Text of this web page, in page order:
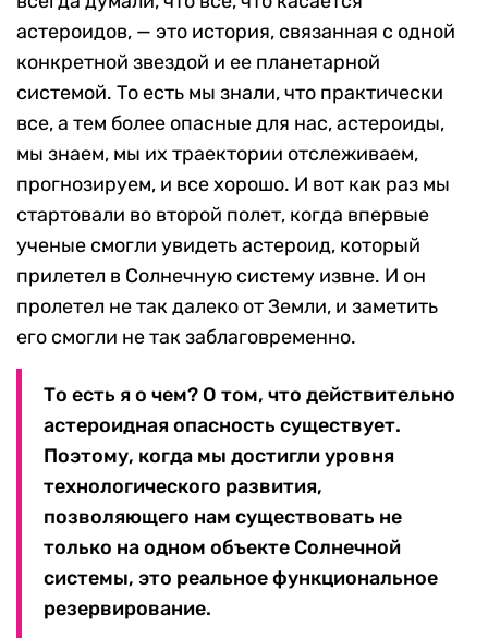
астероидов, — это история, связанная с одной
конкретной звездой и ее планетарной
системой. То есть мы знали, что практически
все, а тем более опасные для нас, астероиды,
мы знаем, мы их траектории отслеживаем,
прогнозируем, и все хорошо. И вот как раз мы
стартовали во второй полет, когда впервые
ученые смогли увидеть астероид, который
прилетел в Солнечную систему извне. И он
пролетел не так далеко от Земли, и заметить
его смогли не так заблаговременно.
То есть я о чем? О том, что действительно
астероидная опасность существует.
Поэтому, когда мы достигли уровня
технологического развития,
позволяющего нам существовать не
только на одном объекте Солнечной
системы, это реальное функциональное
резервирование.